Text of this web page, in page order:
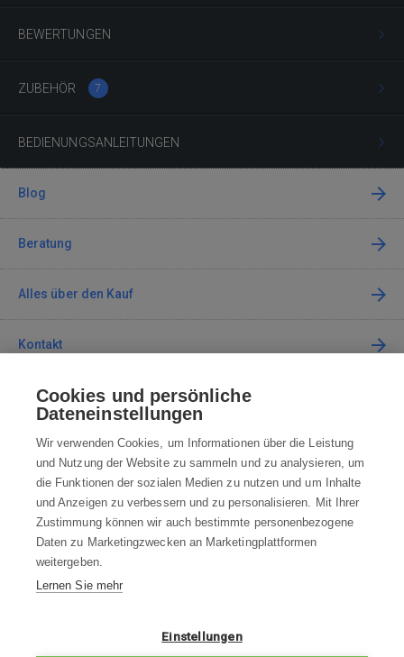
BEWERTUNGEN
ZUBEHÖR 7
BEDIENUNGSANLEITUNGEN
Blog
Beratung
Alles über den Kauf
Kontakt
Kontaktieren Sie uns
info@robotworld.de
+49 25 197 159 962 Mo-Fr 8:00—16:00 Uhr
ALLE KONTAKTE
WIDERRUFSBELEHRUNG
DATENSCHUTZERKLÄRUNG
Cookies und persönliche
Dateneinstellungen
Wir verwenden Cookies, um Informationen über die Leistung
und Nutzung der Website zu sammeln und zu analysieren, um
die Funktionen der sozialen Medien zu nutzen und um Inhalte
und Anzeigen zu verbessern und zu personalisieren. Mit Ihrer
Zustimmung können wir auch bestimmte personenbezogene
Daten zu Marketingzwecken an Marketingplattformen
weitergeben.
Lernen Sie mehr
Einstellungen